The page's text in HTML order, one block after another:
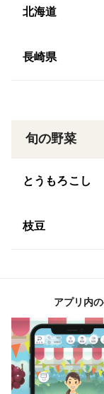
北海道
長崎県
旬の野菜
とうもろこし
枝豆
アプリ内